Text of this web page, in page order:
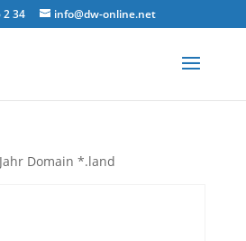
2 34 info@dw-online.net
Domain *.land